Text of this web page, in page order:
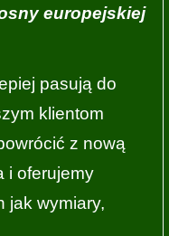
europejskiej
pasują do
klientom
z nową
i oferujemy
jak wymiary,